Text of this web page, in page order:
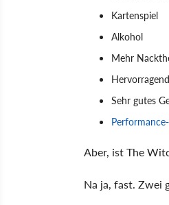
Kartenspiel
Alkohol
Mehr
Sehr gutes
Aber, ist The
Na ja, fast. Zwei